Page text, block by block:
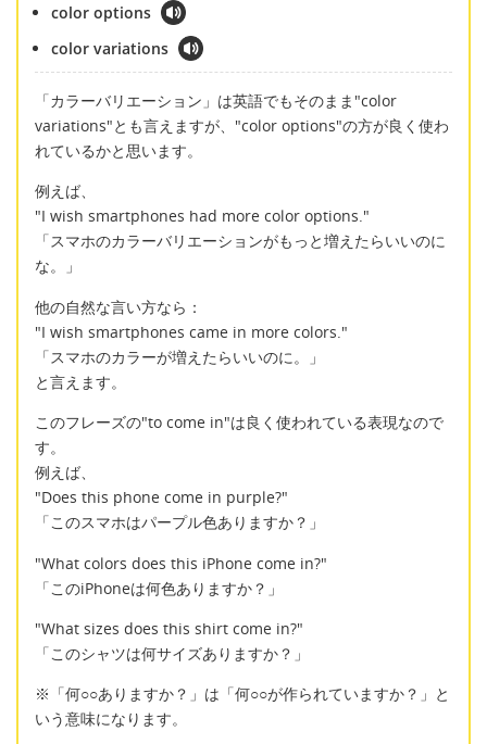
color options
color variations
「カラーバリエーション」は英語でもそのまま"color
variations"とも言えますが、"color options"の方が良く使わ
れているかと思います。
例えば、
"I wish smartphones had more color options."
「スマホのカラーバリエーションがもっと増えたらいいのに
な。」
他の自然な言い方なら：
"I wish smartphones came in more colors."
「スマホのカラーが増えたらいいのに。」
と言えます。
このフレーズの"to come in"は良く使われている表現なので
す。
例えば、
"Does this phone come in purple?"
「このスマホはパープル色ありますか？」
"What colors does this iPhone come in?"
「このiPhoneは何色ありますか？」
"What sizes does this shirt come in?"
「このシャツは何サイズありますか？」
※「何○○ありますか？」は「何○○が作られていますか？」と
いう意味になります。